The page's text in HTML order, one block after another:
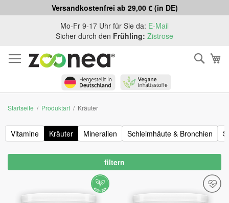
Versandkostenfrei ab 29,00 € (in DE)
Mo-Fr 9-17 Uhr für Sie da: E-Mail
Sicher durch den Frühling: Zistrose
Startseite Produktart Kräuter
Vitamine Kräuter Mineralien Schleimhäute & Bronchien
filtern